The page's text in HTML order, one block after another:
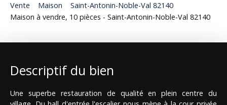
Vente Maison
Saint-Antonin-Noble-Val 82140
Maison à vendre, 10 pièces - Saint-Antonin-Noble-Val 82140
Descriptif du bien
Une superbe restauration de qualité en plein centre du